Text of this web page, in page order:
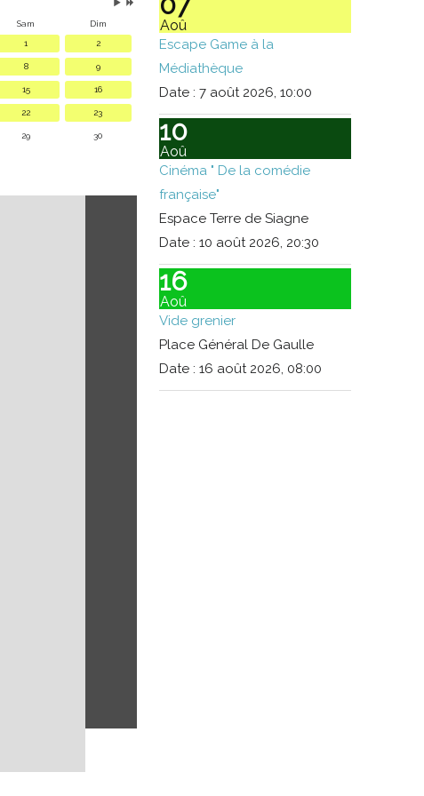
Sam
Dim
1
2
8 9
15 16
22 23
29 30
Aoû
Escape Game à la
Médiathèque
Date : 7 août 2026, 10:00
10
Aoû
Cinéma " De la comédie
française"
Espace Terre de Siagne
Date : 10 août 2026, 20:30
16
Aoû
Vide grenier
Place Général De Gaulle
Date : 16 août 2026, 08:00